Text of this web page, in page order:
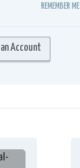
REMEMBER ME
Account